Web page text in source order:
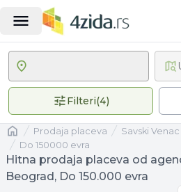
Filteri(4)4 primenjena
Naslovnaprodaja placeva Savski Venac
Do 150000 evra
Hitna prodaja placeva od
Beograd, Do 150.000 evra